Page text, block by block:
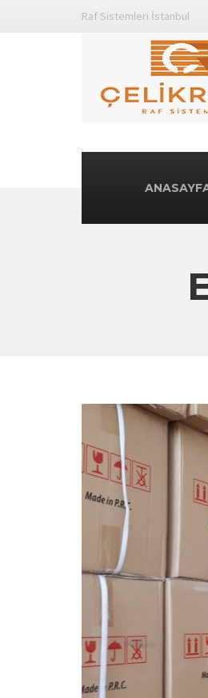
Raf Sistemleri İstanbul